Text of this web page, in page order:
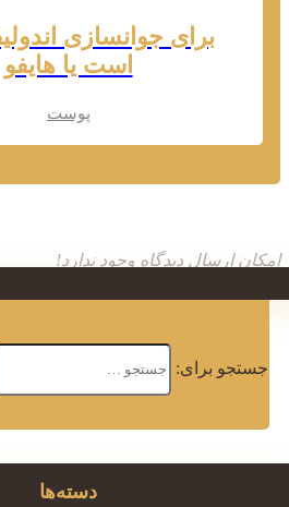
برای جوانسازی
است یا هایفو
پوست
امکان ارسال دیدگاه وجود ندارد!
جستجو برای:
دسته‌ها